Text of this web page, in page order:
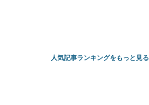
人気記事ランキングをもっと見る